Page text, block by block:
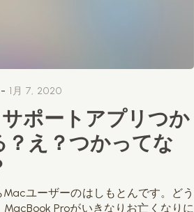
- 1月 7, 2020
ポートアプリつか
？え？つかってな
ユーザーのはしもとんです。どう
MacBook Proがいきなりお亡くなりに